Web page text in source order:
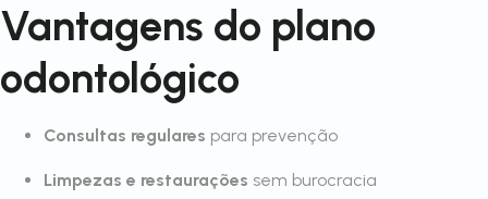
Vantagens do plano
odontológico
Consultas regulares para prevenção
Limpezas e restaurações sem burocracia